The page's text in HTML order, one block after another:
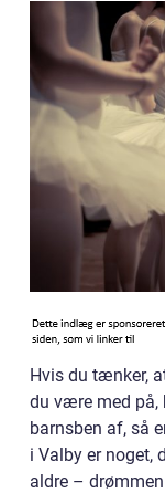
Hvis du tænker,
du være med på,
barnsben af, så
i Valby er noget,
aldre –